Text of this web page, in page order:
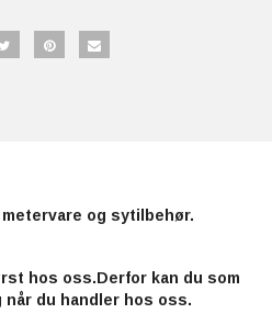
og sytilbehør.
hos oss.Derfor kan du som
du handler hos oss.